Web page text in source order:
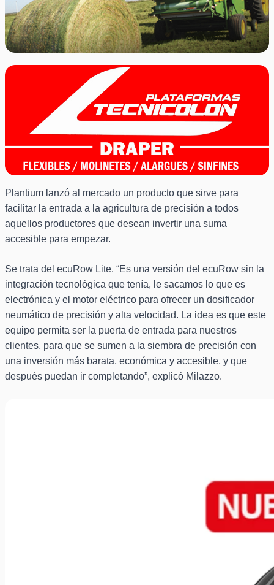
Plantium lanzó al mercado un producto que sirve para
facilitar la entrada a la agricultura de precisión a todos
aquellos productores que desean invertir una suma
accesible para empezar.
Se trata del ecuRow Lite. “Es una versión del ecuRow sin la
integración tecnológica que tenía, le sacamos lo que es
electrónica y el motor eléctrico para ofrecer un dosificador
neumático de precisión y alta velocidad. La idea es que este
equipo permita ser la puerta de entrada para nuestros
clientes, para que se sumen a la siembra de precisión con
una inversión más barata, económica y accesible, y que
después puedan ir completando”, explicó Milazzo.